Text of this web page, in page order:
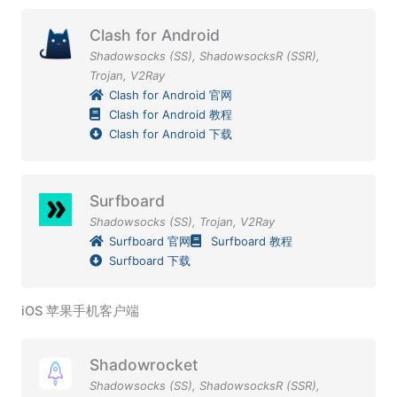
Clash for Android
Shadowsocks (SS), ShadowsocksR (SSR),
Trojan, V2Ray
Clash for Android 官网
Clash for Android 教程
Clash for Android 下载
Surfboard
Shadowsocks (SS), Trojan, V2Ray
Surfboard 官网
Surfboard 教程
Surfboard 下载
iOS 苹果手机客户端
Shadowrocket
Shadowsocks (SS), ShadowsocksR (SSR),